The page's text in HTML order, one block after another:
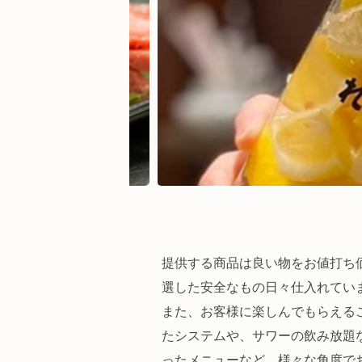
提供する商品は良い物をお値打
選した安全なもの日々仕入れてい
また、お客様に楽しんでもらえ
たシステムや、サワーの飲み放